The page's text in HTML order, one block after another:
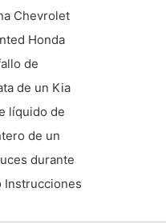
Chevrolet
Honda
de
de un Kia
líquido de
Sonata
de un
durante
?Instrucciones